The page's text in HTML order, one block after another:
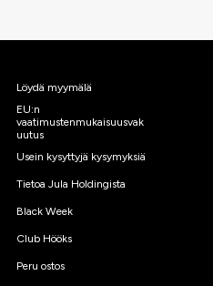
Löydä myymälä
EU:n
vaatimustenmukaisuusvak
uutus
Usein kysyttyjä kysymyksiä
Tietoa Jula Holdingista
Black Week
Club Hööks
Peru ostos